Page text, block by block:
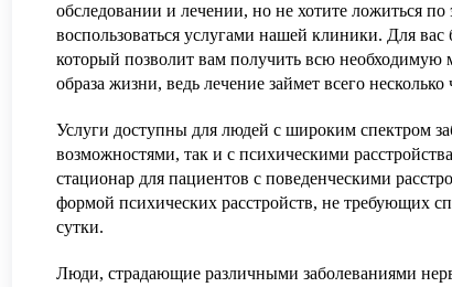
обследовании и лечении, но не хотите ложиться
воспользоваться услугами нашей клиники. Для
который позволит вам получить всю
образа жизни, ведь лечение займет всего несколько
Услуги доступны для людей с широким спектром
возможностями, так и с психическими
стационар для пациентов с поведенческими
формой психических расстройств, не требующих
сутки.
Люди, страдающие различными заболеваниями